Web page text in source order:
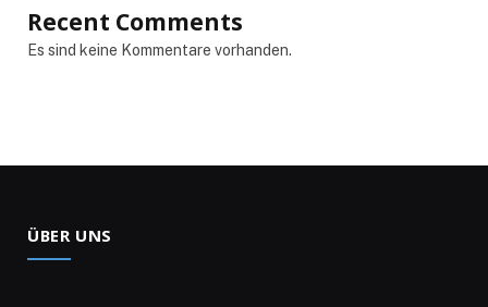
Recent Comments
Es sind keine Kommentare vorhanden.
ÜBER UNS